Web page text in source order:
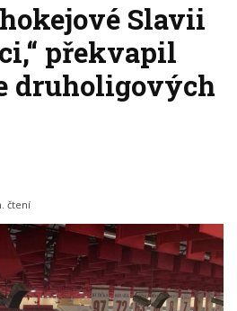
Slavii
překvapil
druholigových
čtení